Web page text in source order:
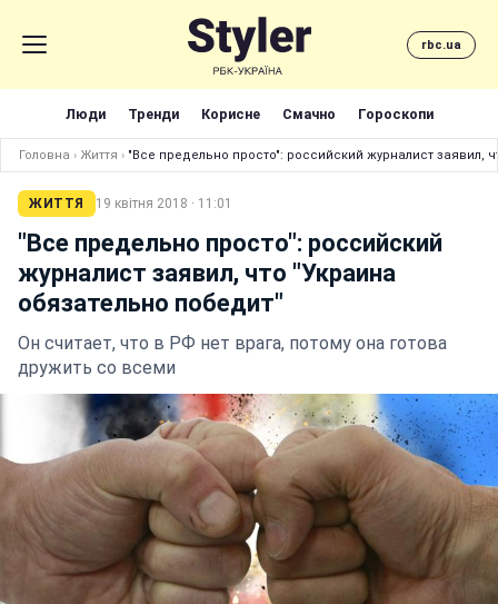
rbc.ua
Люди Тренди Корисне Смачно Гороскопи
Головна › Життя › "Все предельно просто": российский журналист заявил,
ЖИТТЯ 19 квітня 2018 · 11:01
"Все предельно просто": российский
журналист заявил, что "Украина
обязательно победит"
Он считает, что в РФ нет врага, потому она готова
дружить со всеми